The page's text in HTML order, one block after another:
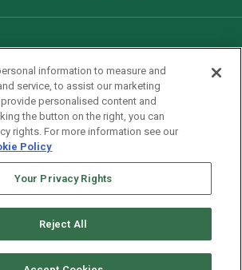
information to measure and
service, to assist our marketing
personalised content and
the button on the right, you can
rights. For more information see our
Policy
Your Privacy Rights
Reject All